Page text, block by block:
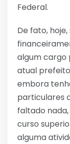
Federal.
De fato,
algum cargo
atual
embora
particulares
faltado
curso
alguma